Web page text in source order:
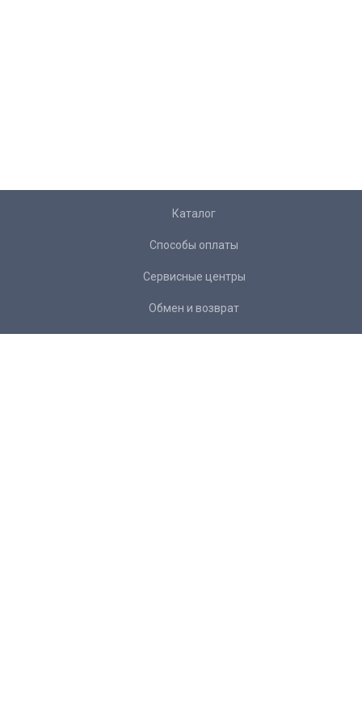
Каталог
Способы оплаты
Сервисные центры
Обмен и возврат